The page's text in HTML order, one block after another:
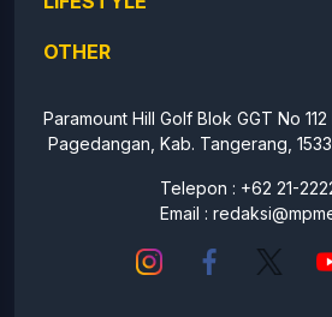
OTHER
Paramount Hill Golf Blok GGT No
Pagedangan, Kab. Tangerang,
Telepon : +62 21-
Email :